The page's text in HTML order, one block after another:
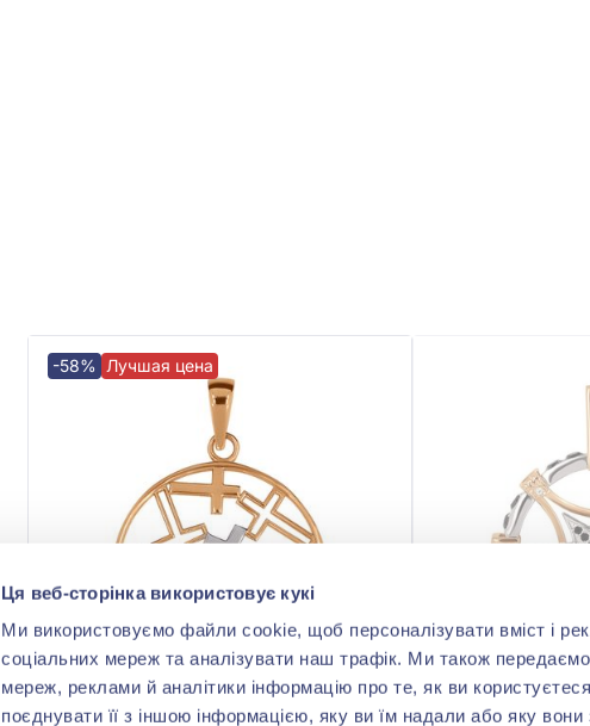
Ця веб-сторінка використовує кукі
Ми використовуємо файли cookie, щоб персоналізувати вміст і
соціальних мереж та аналізувати наш трафік. Ми також
мереж, реклами й аналітики інформацію про те, як ви
поєднувати її з іншою інформацією, яку ви їм надали або яку вони
-58% Лучшая цена